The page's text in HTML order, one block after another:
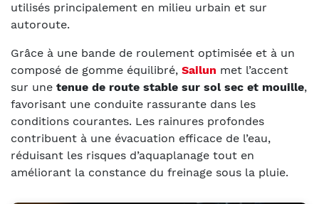
utilisés principalement en milieu urbain et sur
autoroute.
Grâce à une bande de roulement optimisée et à un
composé de gomme équilibré, Sailun met l’accent
sur une tenue de route stable sur sol sec et mouille,
favorisant une conduite rassurante dans les
conditions courantes. Les rainures profondes
contribuent à une évacuation efficace de l’eau,
réduisant les risques d’aquaplanage tout en
améliorant la constance du freinage sous la pluie.